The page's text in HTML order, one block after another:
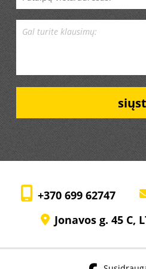
+370 699 62747
Jonavos g. 45 C,